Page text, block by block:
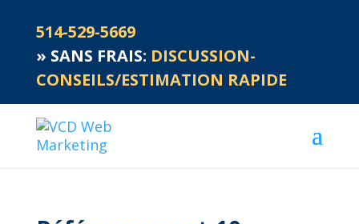
514-529-5669
» SANS FRAIS: DISCUSSION-
CONSEILS/ESTIMATION RAPIDE